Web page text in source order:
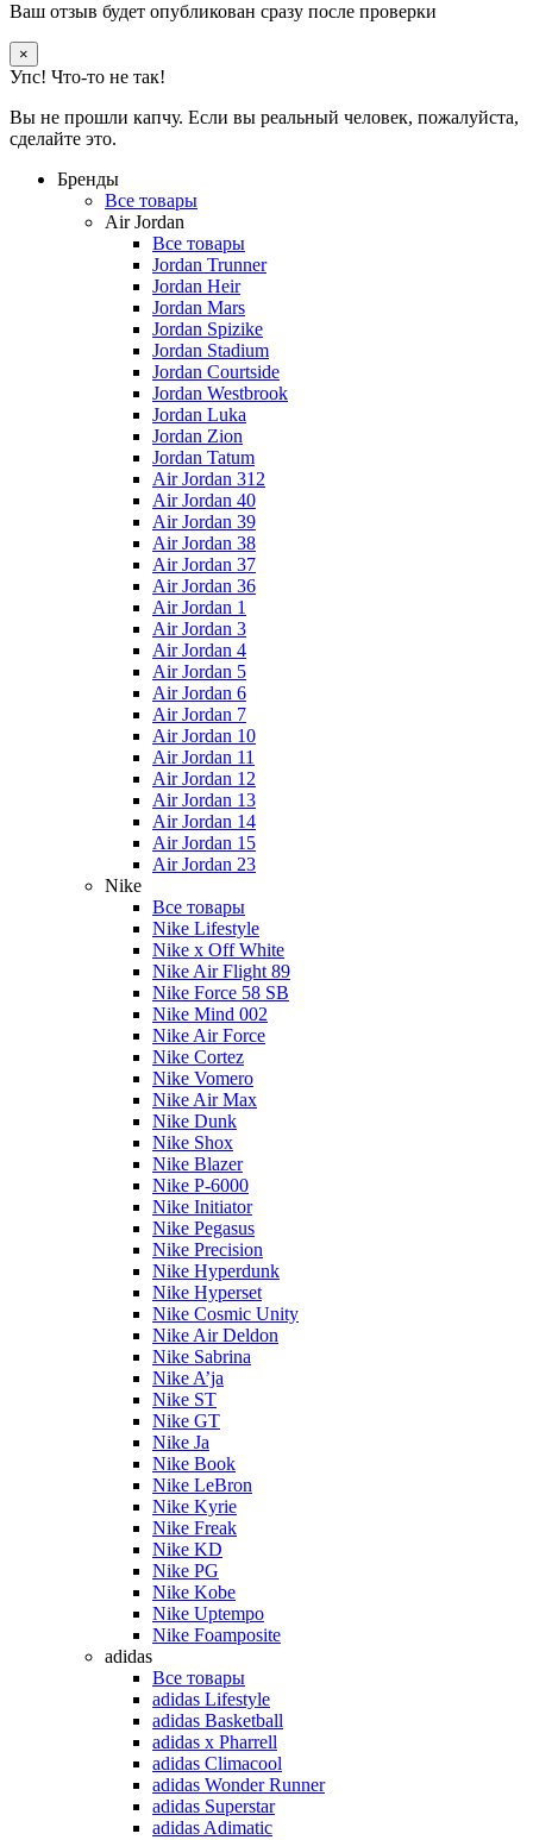
Ваш отзыв будет опубликован сразу после проверки
×
Упс! Что-то не так!
Вы не прошли капчу. Если вы реальный человек, пожалуйста,
сделайте это.
Бренды
Все товары
Air Jordan
Все товары
Jordan Trunner
Jordan Heir
Jordan Mars
Jordan Spizike
Jordan Stadium
Jordan Courtside
Jordan Westbrook
Jordan Luka
Jordan Zion
Jordan Tatum
Air Jordan 312
Air Jordan 40
Air Jordan 39
Air Jordan 38
Air Jordan 37
Air Jordan 36
Air Jordan 1
Air Jordan 3
Air Jordan 4
Air Jordan 5
Air Jordan 6
Air Jordan 7
Air Jordan 10
Air Jordan 11
Air Jordan 12
Air Jordan 13
Air Jordan 14
Air Jordan 15
Air Jordan 23
Nike
Все товары
Nike Lifestyle
Nike x Off White
Nike Air Flight 89
Nike Force 58 SB
Nike Mind 002
Nike Air Force
Nike Cortez
Nike Vomero
Nike Air Max
Nike Dunk
Nike Shox
Nike Blazer
Nike P-6000
Nike Initiator
Nike Pegasus
Nike Precision
Nike Hyperdunk
Nike Hyperset
Nike Cosmic Unity
Nike Air Deldon
Nike Sabrina
Nike A’ja
Nike ST
Nike GT
Nike Ja
Nike Book
Nike LeBron
Nike Kyrie
Nike Freak
Nike KD
Nike PG
Nike Kobe
Nike Uptempo
Nike Foamposite
adidas
Все товары
adidas Lifestyle
adidas Basketball
adidas x Pharrell
adidas Climacool
adidas Wonder Runner
adidas Superstar
adidas Adimatic